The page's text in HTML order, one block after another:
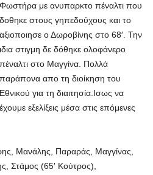
Φωστήρα με ανυπαρκτο πέναλτι που
δοθηκε στους γηπεδούχους και το
αξιοποιησε ο Δωροβίνης στο 68′. Την
ιδια στιγμη δε δόθηκε ολοφάνερο
πέναλτι στο Μαγγίνα. Πολλά
παράπονα απο τη διοίκηση του
Εθνικού για τη διαιτησία.Ισως να
έχουμε εξελίξεις μέσα στις επόμενες
Μανάλης, Παραράς, Μαγγίνας,
Στάμος (65′ Κούτρος),